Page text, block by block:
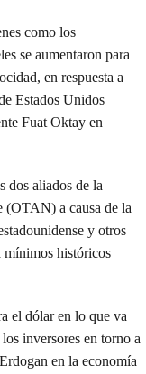
como los
se aumentaron para
en respuesta a
Estados Unidos
Fuat Oktay en
dos aliados de la
(OTAN) a causa de la
y otros
mínimos históricos
el dólar en lo que va
inversores en torno a
en la economía